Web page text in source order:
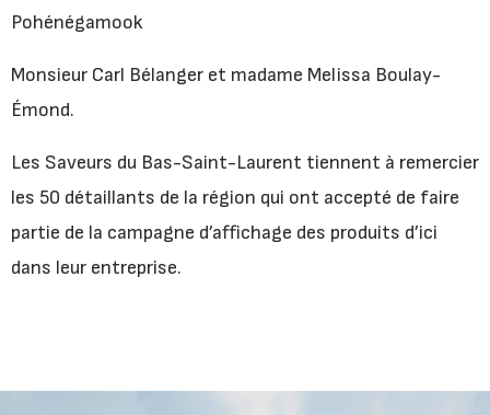
Pohénégamook
Monsieur Carl Bélanger et madame Melissa Boulay-
Émond.
Les Saveurs du Bas-Saint-Laurent tiennent à remercier
les 50 détaillants de la région qui ont accepté de faire
partie de la campagne d’affichage des produits d’ici
dans leur entreprise.